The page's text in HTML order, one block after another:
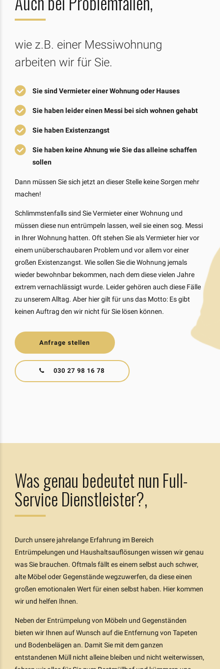
wie z.B. einer Messiwohnung
arbeiten wir für Sie.
Sie sind Vermieter einer Wohnung oder Hauses
Sie haben leider einen Messi bei sich wohnen gehabt
Sie haben Existenzangst
Sie haben keine Ahnung wie Sie das alleine schaffen
sollen
Dann müssen Sie sich jetzt an dieser Stelle keine Sorgen mehr
machen!
Schlimmstenfalls sind Sie Vermieter einer Wohnung und
müssen diese nun entrümpeln lassen, weil sie einen sog. Messi
in Ihrer Wohnung hatten. Oft stehen Sie als Vermieter hier vor
einem unüberschaubaren Problem und vor allem vor einer
großen Existenzangst. Wie sollen Sie die Wohnung jemals
wieder bewohnbar bekommen, nach dem diese vielen Jahre
extrem vernachlässigt wurde. Leider gehören auch diese Fälle
zu unserem Alltag. Aber hier gilt für uns das Motto: Es gibt
keinen Auftrag den wir nicht für Sie lösen können.
Anfrage stellen
030 27 98 16 78
Was genau bedeutet nun Full-
Service Dienstleister?,
Durch unsere jahrelange Erfahrung im Bereich
Entrümpelungen und Haushaltsauflösungen wissen wir genau
was Sie brauchen. Oftmals fällt es einem selbst auch schwer,
alte Möbel oder Gegenstände wegzuwerfen, da diese einen
großen emotionalen Wert für einen selbst haben. Hier kommen
wir und helfen Ihnen.
Neben der Entrümpelung von Möbeln und Gegenständen
bieten wir Ihnen auf Wunsch auf die Entfernung von Tapeten
und Bodenbelägen an. Damit Sie mit dem ganzen
entstandenen Müll nicht alleine bleiben und nicht weiterwissen,